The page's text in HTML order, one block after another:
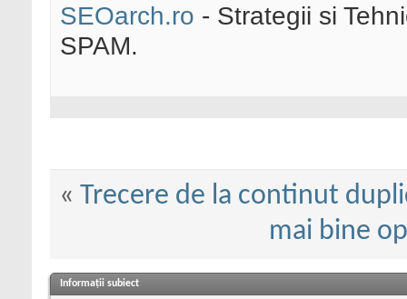
SEOarch.ro - Strategii si
SPAM.
« Trecere de la continut
mai bine
Informații subiect